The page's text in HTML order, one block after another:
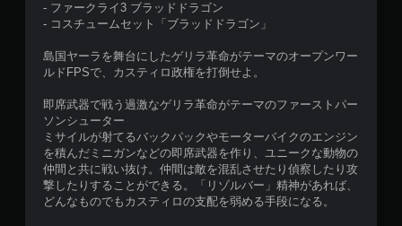
バ
ク
を
使
わ
ず
に
ゲ
ー
ム
を
プ
- ファークライ3 ブラッドドラゴン
- コスチュームセット「ブラッドドラゴン」
島国ヤーラを舞台にしたゲリラ革命がテーマのオープンワー
ルドFPSで、カスティロ政権を打倒せよ。
即席武器で戦う過激なゲリラ革命がテーマのファーストパー
ソンシューター
ミサイルが射てるバックパックやモーターバイクのエンジン
を積んだミニガンなどの即席武器を作り、ユニークな動物の
仲間と共に戦い抜け。仲間は敵を混乱させたり偵察したり攻
撃したりすることができる。「リゾルバー」精神があれば、
どんなものでもカスティロの支配を弱める手段になる。